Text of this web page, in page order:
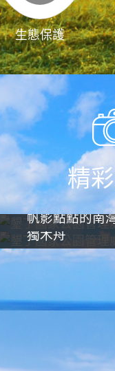
生態保護
精
帆影點點的南
獨木舟